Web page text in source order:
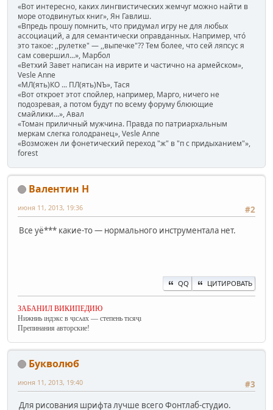
«Вот интересно, каких лингвистических жемчуг можно найти в
море отодвинутых книг», Ян Гавлиш.
«Впредь прошу помнить, что придумал игру не для любых
ассоциаций, а для семантически оправданных. Например, чтó
это такое: ,,рулетке" — ,,выпечке"?? Тем более, что сей ляпсус я
сам совершил...», Марбол
«Ветхий Завет написан на иврите и частично на армейском»,
Vesle Anne
«МЛ(ять)КО ... ПЛ(ять)NЪ», Тася
«Вот откроет этот спойлер, например, Марго, ничего не
подозревая, а потом будут по всему форуму блюющие
смайлики...», Авал
«Томан приличный мужчина. Правда по патриархальным
меркам слегка голодранец», Vesle Anne
«Возможен ли фонетический переход "ж" в "п с придыханием"»,
forest
Валентин Н
#2
июня 11, 2013, 19:36
Все уё*** какие-то — нормального инструментала нет.
QQ ЦИТИРОВАТЬ
ЗАБАНИЛ ВИКИПЕДИЮ
Нижниь ıндэкс в ҷıсʌах — степень тıсяҷı
Препинания авторские!
Букволюб
#3
июня 11, 2013, 19:40
Для рисования шрифта лучше всего Фонтлаб-студио.